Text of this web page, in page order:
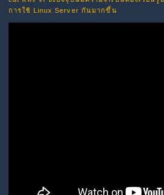
การใช้ Linux Server กันมากขึ้น